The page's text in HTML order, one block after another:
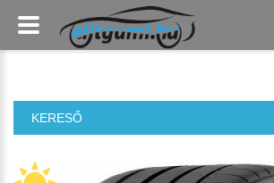
KERESŐ